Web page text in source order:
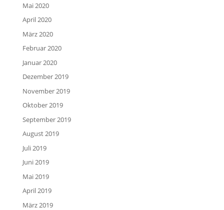
Mai 2020
April 2020
März 2020
Februar 2020
Januar 2020
Dezember 2019
November 2019
Oktober 2019
September 2019
August 2019
Juli 2019
Juni 2019
Mai 2019
April 2019
März 2019